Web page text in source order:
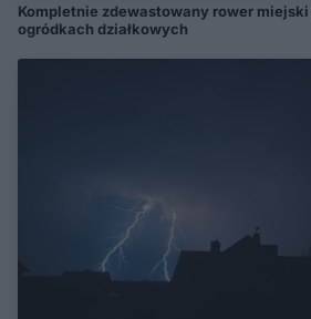
Kompletnie zdewastowany rower
ogródkach działkowych